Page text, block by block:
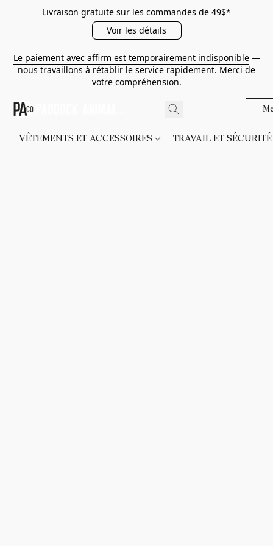
Livraison gratuite sur les commandes de 49$*
Voir les détails
Le paiement avec affirm est temporairement indisponible—
nous travaillons à rétablir le service rapidement. Merci de
votre compréhension.
VÊTEMENTS ET ACCESSOIRES TRAVAIL ET